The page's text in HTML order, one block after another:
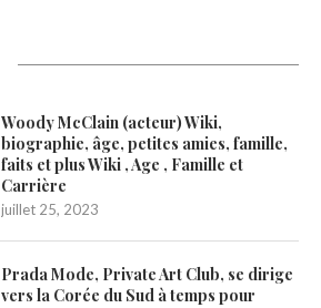
Woody McClain (acteur) Wiki,
biographie, âge, petites amies, famille,
faits et plus Wiki , Age , Famille et
Carrière
juillet 25, 2023
Prada Mode, Private Art Club, se dirige
vers la Corée du Sud à temps pour